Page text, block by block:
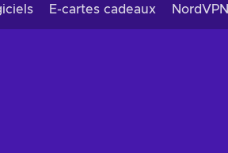
E-cartes cadeaux NordVPN